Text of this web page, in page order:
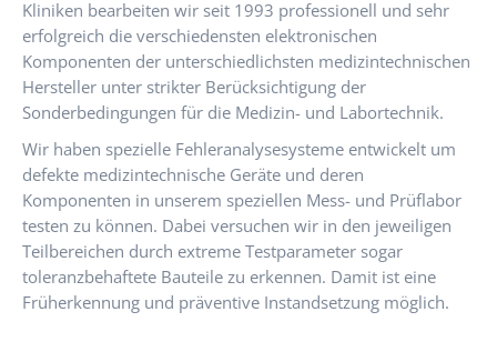
Kliniken bearbeiten wir seit 1993 professionell und sehr
erfolgreich die verschiedensten elektronischen
Komponenten der unterschiedlichsten medizintechnischen
Hersteller unter strikter Berücksichtigung der
Sonderbedingungen für die Medizin- und Labortechnik.
Wir haben spezielle Fehleranalysesysteme entwickelt um
defekte medizintechnische Geräte und deren
Komponenten in unserem speziellen Mess- und Prüflabor
testen zu können. Dabei versuchen wir in den jeweiligen
Teilbereichen durch extreme Testparameter sogar
toleranzbehaftete Bauteile zu erkennen. Damit ist eine
Früherkennung und präventive Instandsetzung möglich.